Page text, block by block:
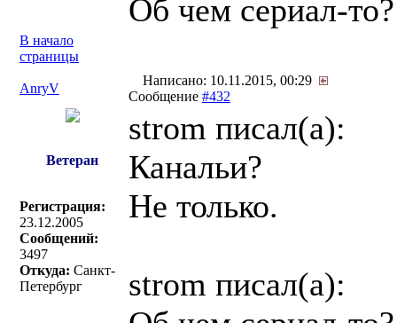
Об чем сериал-то?
В начало
страницы
AnryV
Написано: 10.11.2015, 00:29
Сообщение #432
Ветеран
Регистрация:
23.12.2005
Сообщений:
3497
Откуда: Санкт-
Петербург
strom писал(a):
Канальи?
Не только.
strom писал(a):